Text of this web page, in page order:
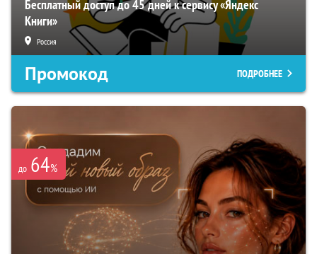
Бесплатный доступ до 45 дней к сервису «Яндекс
Книги»
Россия
Промокод ПОДРОБНЕЕ
до 64%